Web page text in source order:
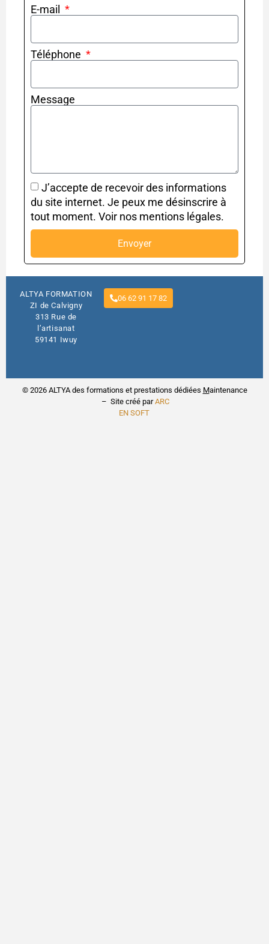
E-mail
Téléphone
Message
J’accepte de recevoir des informations
du site internet. Je peux me désinscrire à
tout moment. Voir nos mentions légales.
Envoyer
ALTYA FORMATION
ZI de Calvigny
313 Rue de
l’artisanat
59141 Iwuy
06 62 91 17 82
© 2026 ALTYA des formations et prestations dédiées Maintenance
– Site créé parARC
EN SOFT